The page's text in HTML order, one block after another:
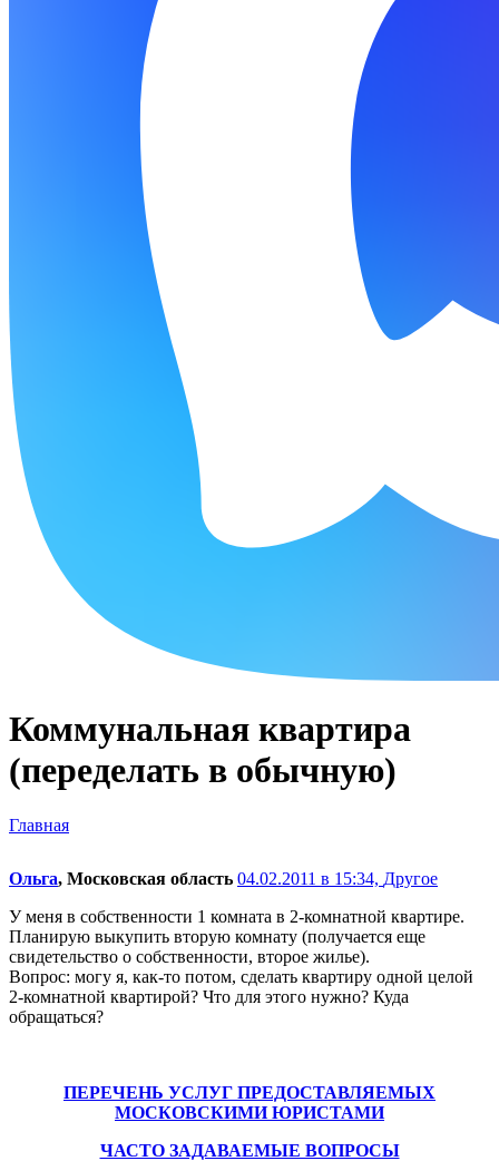
Коммунальная квартира
(переделать в обычную)
Главная
Ольга, Московская область 04.02.2011 в 15:34, Другое
У меня в собственности 1 комната в 2-комнатной квартире.
Планирую выкупить вторую комнату (получается еще
свидетельство о собственности, второе жилье).
Вопрос: могу я, как-то потом, сделать квартиру одной целой
2-комнатной квартирой? Что для этого нужно? Куда
обращаться?
ПЕРЕЧЕНЬ УСЛУГ ПРЕДОСТАВЛЯЕМЫХ
МОСКОВСКИМИ ЮРИСТАМИ
ЧАСТО ЗАДАВАЕМЫЕ ВОПРОСЫ